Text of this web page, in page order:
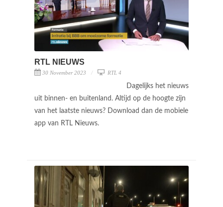
RTL NIEUWS
30 November 2023 RTL 4
Dagelijks het nieuws
uit binnen- en buitenland. Altijd op de hoogte zijn
van het laatste nieuws? Download dan de mobiele
app van RTL Nieuws.